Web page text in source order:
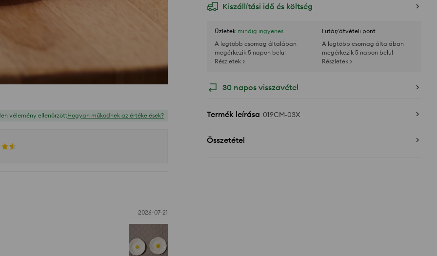
Kiszállítási idő és költség
Üzletek mindig ingyenes
A legtöbb csomag általában
megérkezik 5 napon belül
Részletek >
Futár/átvételi pont
A legtöbb csomag általában
megérkezik 5 napon belül
Részletek >
30 napos visszavétel
Termék leírása 019CM-03X
Összetétel
vélemény ellenőrzöttHogyan működnek az értékelések?
2026-07-21